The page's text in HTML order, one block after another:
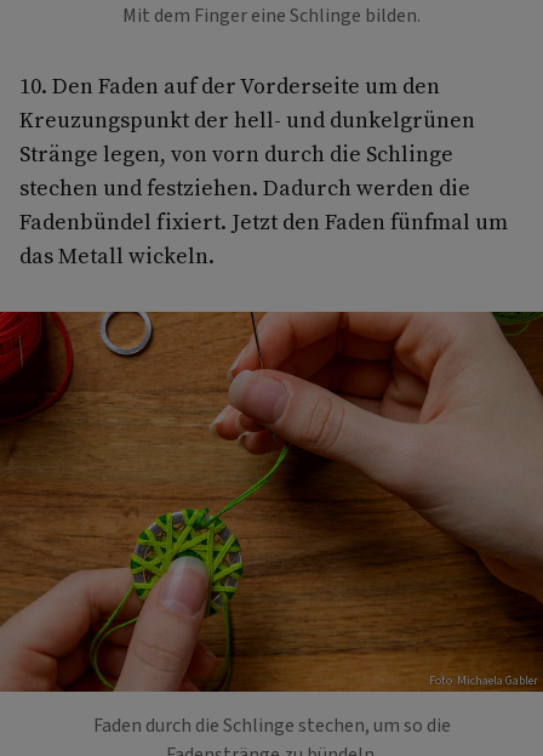
Mit dem Finger eine Schlinge bilden.
10. Den Faden auf der Vorderseite um den
Kreuzungspunkt der hell- und dunkelgrünen
Stränge legen, von vorn durch die Schlinge
stechen und festziehen. Dadurch werden die
Fadenbündel fixiert. Jetzt den Faden fünfmal um
das Metall wickeln.
Foto: Michaela Gabler
Faden durch die Schlinge stechen, um so die